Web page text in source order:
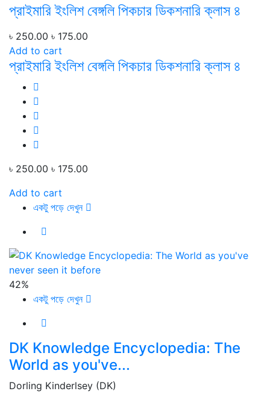
প্রাইমারি ইংলিশ বেঙ্গলি পিকচার ডিকশনারি ক্লাস ৪
৳ 250.00 ৳ 175.00
Add to cart
প্রাইমারি ইংলিশ বেঙ্গলি পিকচার ডিকশনারি ক্লাস ৪
৳ 250.00 ৳ 175.00
Add to cart
একটু পড়ে দেখুন
42%
একটু পড়ে দেখুন
DK Knowledge Encyclopedia: The
World as you've...
Dorling Kinderlsey (DK)